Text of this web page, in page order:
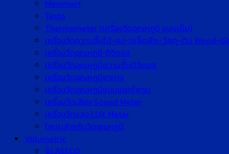
Memmert
Testo
Thermometer (เครื่องวัดอุณหภูมิ แบบเข็ม)
เครื่องวัดความชื้นไม้-ผง-เมล็ดพืช-วัสดุ-ดิน Wood-
เครื่องวัดอุณหภูมิ ดิจิตอล
เครื่องวัดอุณหภูมิความชื้นดิจิตอล
เครื่องวัดอุณหภูมิอาหาร
เครื่องวัดอุณหภูมิแบบแยกโพรบ
เครื่องวัดเสียง Sound Meter
เครื่องวัดแสง LUX Meter
โพรบสำหรับวัดอุณหภูมิ
Volumetric
GLASSCO